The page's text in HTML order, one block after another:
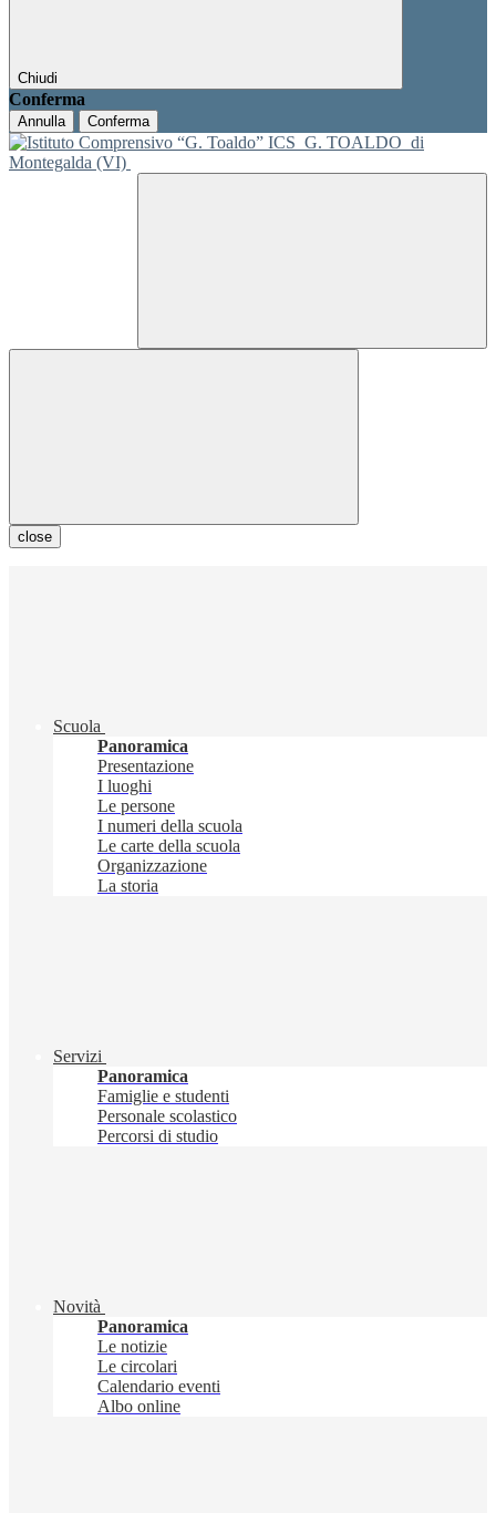
Chiudi
Conferma
Annulla Conferma
ICS G. TOALDO di
Montegalda (VI)
close
Scuola
Panoramica
Presentazione
I luoghi
Le persone
I numeri della scuola
Le carte della scuola
Organizzazione
La storia
Servizi
Panoramica
Famiglie e studenti
Personale scolastico
Percorsi di studio
Novità
Panoramica
Le notizie
Le circolari
Calendario eventi
Albo online